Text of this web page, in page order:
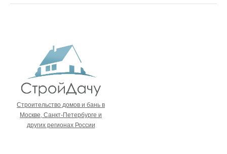
Строительство домов и бань в
Москве, Санкт-Петербурге и
других регионах России